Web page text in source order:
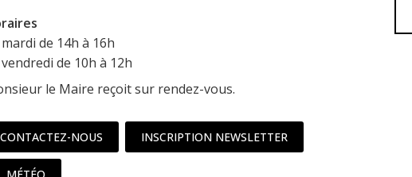
de 14h à 16h
de 10h à 12h
le Maire reçoit sur rendez-vous.
CONTACTEZ-NOUS INSCRIPTION NEWSLETTER